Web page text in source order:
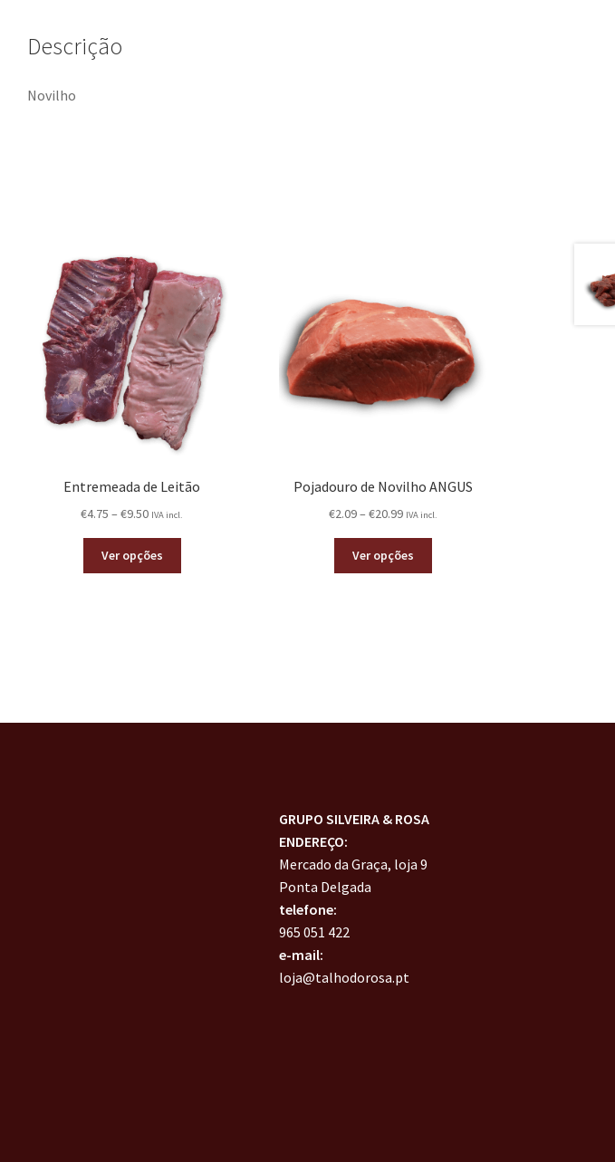
Descrição
Novilho
Entremeada de Leitão
€4.75 – €9.50 IVA incl.
Ver opções
Pojadouro de Novilho ANGUS
€2.09– €20.99 IVA incl.
Ver opções
GRUPO SILVEIRA & ROSA
ENDEREÇO:
Mercado da Graça, loja 9
Ponta Delgada
telefone:
965 051 422
e-mail:
loja@talhodorosa.pt